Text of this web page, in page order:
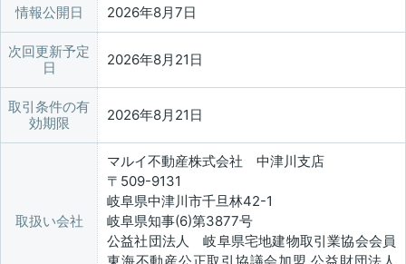
情報公開日 2026年8月7日
次回更新予定
日
2026年8月21日
取引条件の有
効期限
2026年8月21日
取扱い会社
マルイ不動産株式会社 中津川支店
〒509-9131
岐阜県中津川市千旦林42-1
岐阜県知事(6)第3877号
公益社団法人 岐阜県宅地建物取引業協会会員